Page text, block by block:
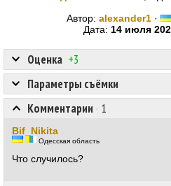
Автор: alexander1·
Дата: 14 июля
Оценка +3
Параметры съёмки
Комментарии · 1
Bif_Nikita
Одесская область
Что случилось?